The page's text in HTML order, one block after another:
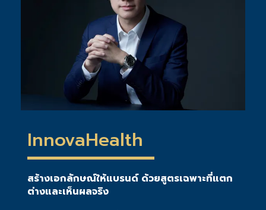
InnovaHealth
สร้างเอกลักษณ์ให้แบรนด์ ด้วยสูตรเฉพาะที่แตก
ต่างและเห็นผลจริง